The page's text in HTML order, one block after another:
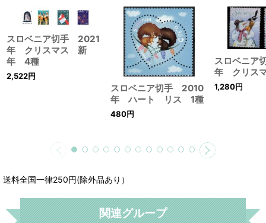
スロベニア切手 2021
年 クリスマス 新
年 4種
2,522円
スロベニア切手 2010
年 ハート リス 1種
480円
スロベニ
年 クリス
1,280円
送料全国一律250円(除外品あり）
関連グループ